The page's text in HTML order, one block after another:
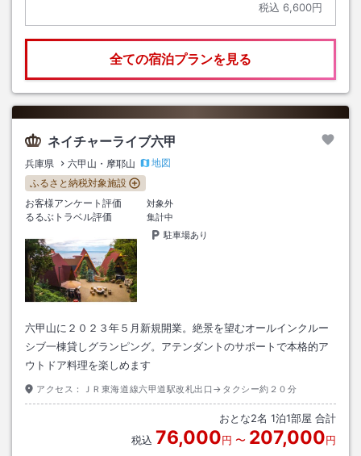
税込 6,600円
全ての宿泊プランを見る
ネイチャーライブ六甲
兵庫県 六甲山・摩耶山
地図
ふるさと納税対象施設
お客様アンケート評価
対象外
るるぶトラベル評価
集計中
駐車場あり
六甲山に２０２３年５月新規開業。絶景を望むオールインクルー
シブ一棟貸しグランピング。アテンダントのサポートで本格的ア
ウトドア料理を楽しめます
アクセス： ＪＲ東海道線六甲道駅改札出口→タクシー約２０分
おとな2名 1泊1部屋 合計
税込 76,000円 〜 207,000円